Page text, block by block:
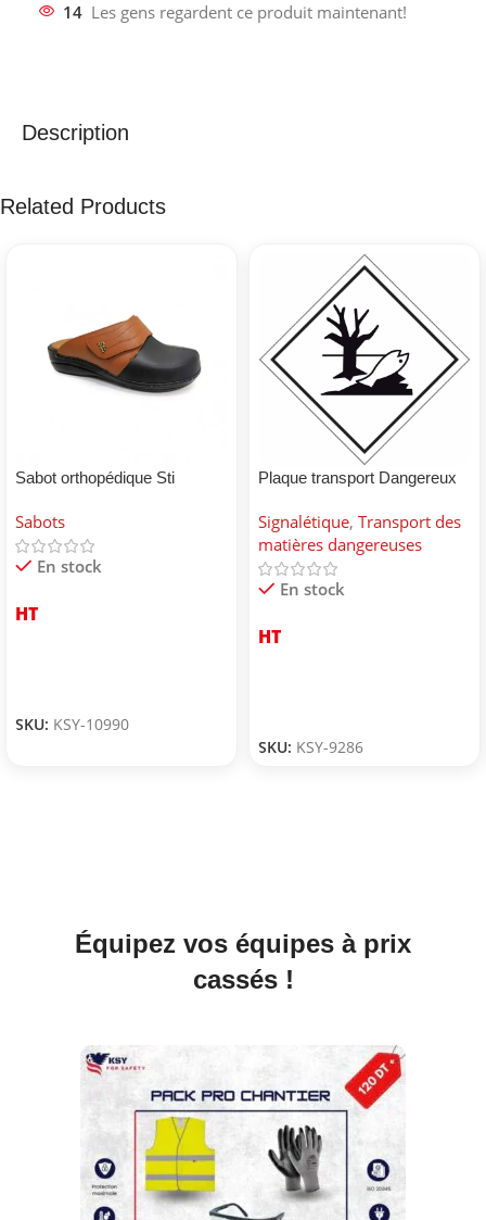
14 Les gens regardent ce produit maintenant!
Description
Related Products
Sabot orthopédique Sti
Sabots
En stock
HT
SKU: KSY-10990
Plaque transport Dangereux
Signalétique, Transport des
matières dangereuses
En stock
HT
SKU: KSY-9286
Équipez vos équipes à prix
cassés !